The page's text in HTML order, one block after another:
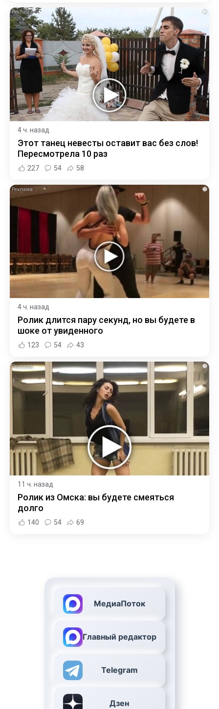
i
4 ч. назад
Этот танец невесты оставит вас без слов!
Пересмотрела 10 раз
227 54 58
i
4 ч. назад
Ролик длится пару секунд, но вы будете в
шоке от увиденного
123 54 43
i
11 ч. назад
Ролик из Омска: вы будете смеяться
долго
140 54 69
МедиаПоток
Главный редактор
Telegram
Дзен